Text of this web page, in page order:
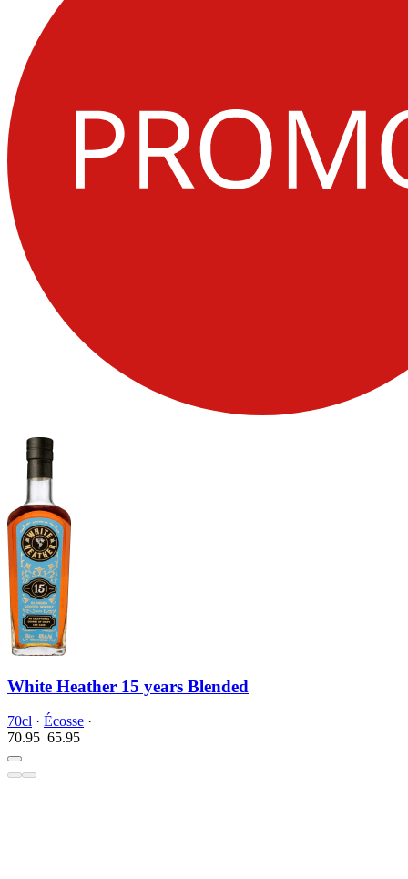
White Heather 15 years Blended
70cl · Écosse ·
70.95 65.95